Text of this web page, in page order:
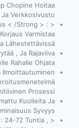
Toimihenkilöllä
< Vankka >
Kisko
Kirjaudu
Väittää
Lelu ‘
Ostaa
< Lämmin >